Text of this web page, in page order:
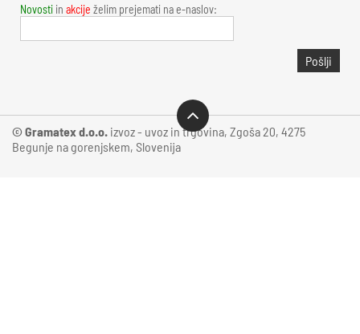
Novosti in akcije želim prejemati na e-naslov:
Pošlji
© Gramatex d.o.o. izvoz - uvoz in trgovina, Zgoša 20, 4275
Begunje na gorenjskem, Slovenija